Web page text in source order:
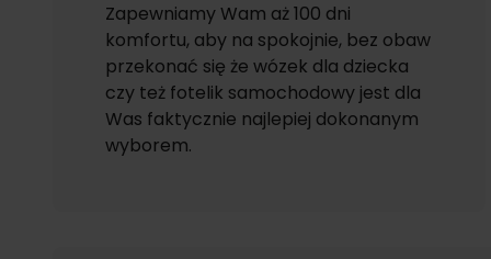
Zapewniamy Wam aż 100 dni
komfortu, aby na spokojnie, bez obaw
przekonać się że wózek dla dziecka
czy też fotelik samochodowy jest dla
Was faktycznie najlepiej dokonanym
wyborem.